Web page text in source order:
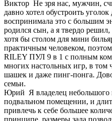
Виктор Не зря нас, мужчин,
давно хотел обустроить
воспринимала это с большим
родился сын, а я твердо решил,
хотя бы столом для мини
практичным человеком,
RILEY ПУЛ 9 в 1 с полным
многих настольных игр, в том
шашек и даже пинг-понга.
семьи.
Юрий Я владелец
подвальном помещении, и
привлечь к себе большее
принципе, размеры зала